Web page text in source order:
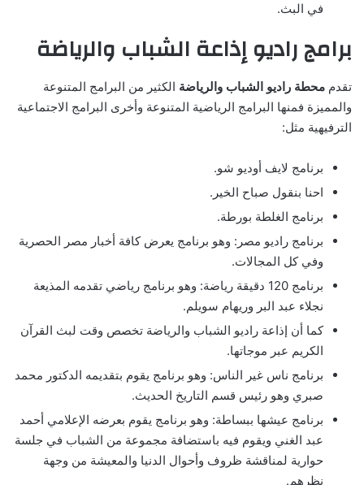
في البث.
برامج راديو إذاعة الشباب والرياضة
تقدم محطة راديو الشباب والرياضة الكثير من البرامج المتنوعة
والمميزة فمنها البرامج الرياضية المتنوعة وأخرى البرامج الاجتماعية
الترفيهية مثل:
برنامج لايف أوديو شو.
احنا بنقول صباح الخير.
برنامج الغلطة بورطة.
برنامج راديو مصر: وهو برنامج يعرض كافة أخبار مصر الحصرية
وفي كل المجالات.
برنامج 120 دقيقة رياضة: وهو برنامج رياضي تقدمه المذيعة
نجلاء عبد البر وريهام سويلم.
كما أن إذاعة راديو الشباب والرياضة تخصص وقت لبث القرآن
الكريم عبر موجاتها.
برنامج ناس غير الناس: وهو برنامج يقوم بتقديمه الدكتور محمد
صبري وهو رئيس قسم التاريخ الحديث.
برنامج عيشها ببساطة: وهو برنامج يقوم بعرضه الإعلامي أحمد
عبد الغني ويقوم فيه باستضافة مجموعة من الشباب في جلسة
حوارية لمناقشة ظروف وأحوال الدنيا والمعيشة من وجهة
نظرهم.